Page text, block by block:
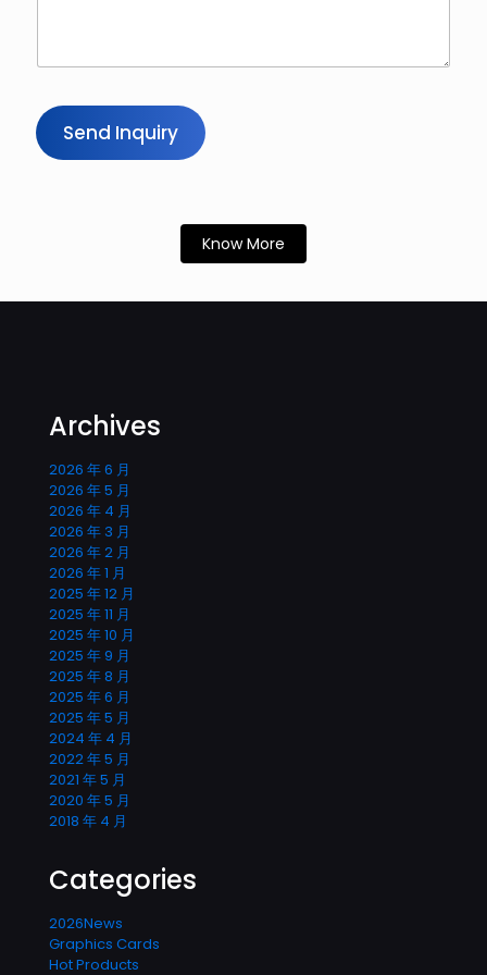
Send Inquiry
Know More
Archives
2026 年 6 月
2026 年 5 月
2026 年 4 月
2026 年 3 月
2026 年 2 月
2026 年 1 月
2025 年 12 月
2025 年 11 月
2025 年 10 月
2025 年 9 月
2025 年 8 月
2025 年 6 月
2025 年 5 月
2024 年 4 月
2022 年 5 月
2021 年 5 月
2020 年 5 月
2018 年 4 月
Categories
2026News
Graphics Cards
Hot Products